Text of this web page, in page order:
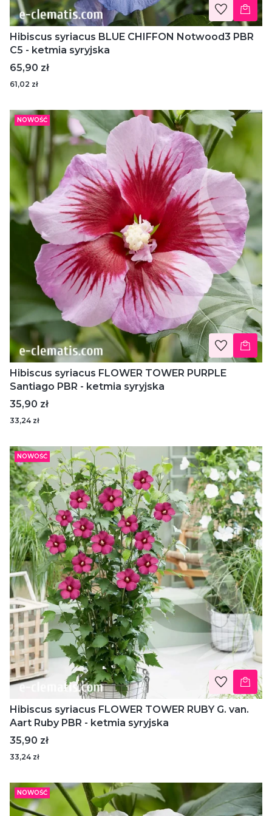
Hibiscus syriacus BLUE CHIFFON Notwood3 PBR
C5 - ketmia syryjska
Cena
65,90 zł
61,02 zł
NOWOŚĆ
Hibiscus syriacus FLOWER TOWER PURPLE
Santiago PBR - ketmia syryjska
Cena
35,90 zł
33,24 zł
NOWOŚĆ
Hibiscus syriacus FLOWER TOWER RUBY G. van.
Aart Ruby PBR - ketmia syryjska
Cena
35,90 zł
33,24 zł
NOWOŚĆ